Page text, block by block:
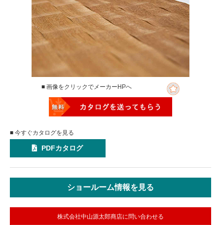
■ 画像をクリックでメーカーHPへ
■ 今すぐカタログを見る
PDFカタログ
ショールーム情報を見る
株式会社中山源太郎商店に問い合わせる